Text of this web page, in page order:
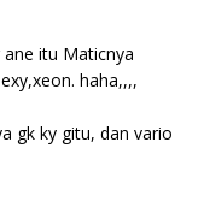
itu Maticnya
haha,,,,
gk ky gitu, dan vario